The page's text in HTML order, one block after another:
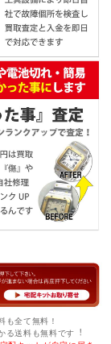
も全て無料！
る送料も無料です︕